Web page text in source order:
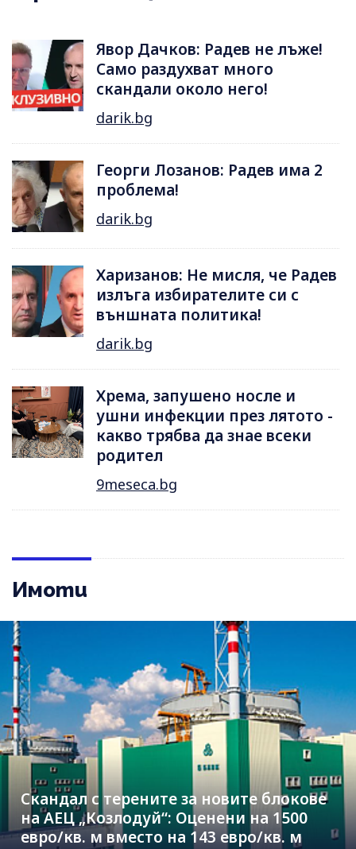
Явор Дачков: Радев не лъже!
Само раздухват много
скандали около него!
darik.bg
Георги Лозанов: Радев има 2
проблема!
darik.bg
Харизанов: Не мисля, че Радев
излъга избирателите си с
външната политика!
darik.bg
Хрема, запушено носле и
ушни инфекции през лятотo -
какво трябва да знае всеки
родител
9meseca.bg
Имоти
Скандал с терените за новите блокове
на АЕЦ „Козлодуй“: Оценени на 1500
евро/кв. м вместо на 143 евро/кв. м